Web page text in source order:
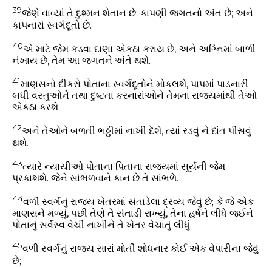
39જેણે વાવ્યાં તે દુશ્મન શેતાન છે; કાપણી જગતનો અંત છે; અને
કાપનારાં સ્વર્ગદૂતો છે.
40એ માટે જેમ કડવા દાણા એકઠા કરાય છે, અને અગ્નિમાં બાળી
નંખાય છે, તેમ આ જગતને અંતે થશે.
41માણસનો દીકરો પોતાના સ્વર્ગદૂતોને મોકલશે, પાપમાં પાડનારી
બધી વસ્તુઓને તથા દુષ્ટતા કરનારાંઓને તેમના રાજ્યમાંથી તેઓ
એકઠા કરશે.
42અને તેઓને બળતી ભઠ્ઠીમાં નાખી દેશે, ત્યાં રડવું ને દાંત પીસવું
થશે.
43ત્યારે ન્યાયીઓ પોતાના પિતાના રાજ્યમાં સૂર્યની જેમ
પ્રકાશશે. જેને સાંભળવાને કાન છે તે સાંભળે.
44વળી સ્વર્ગનું રાજ્ય ખેતરમાં સંતાડેલા દ્રવ્ય જેવું છે; કે જે એક
માણસને મળ્યું, પછી તેણે તે સંતાડી રાખ્યું, તેના હર્ષને લીધે જઈને
પોતાનું સર્વસ્વ વેચી નાખીને તે ખેતર વેચાતું લીધું.
45વળી સ્વર્ગનું રાજ્ય સારાં મોતી શોધનાર કોઈ એક વેપારીના જેવું
છે;